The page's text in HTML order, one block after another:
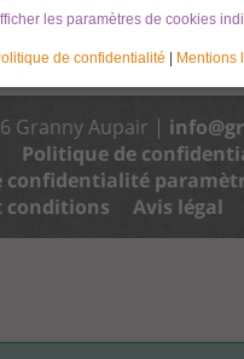
Granny Aupair |
Politique de
confidentialité
conditions
Avis légal
les paramètres de cookies
de confidentialité Mentions